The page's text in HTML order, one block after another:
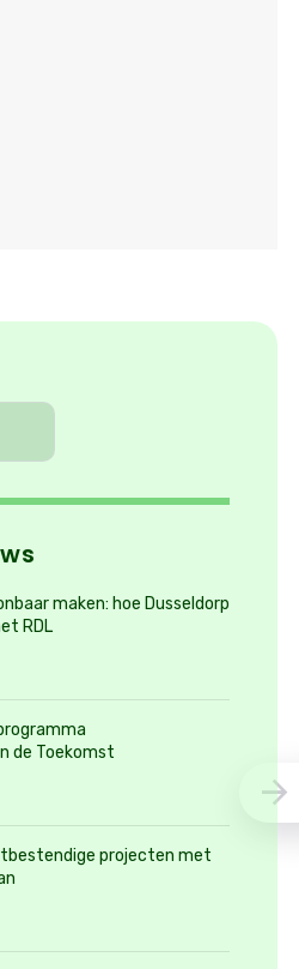
maken: hoe Dusseldorp
RDL
de Toekomst
projecten met